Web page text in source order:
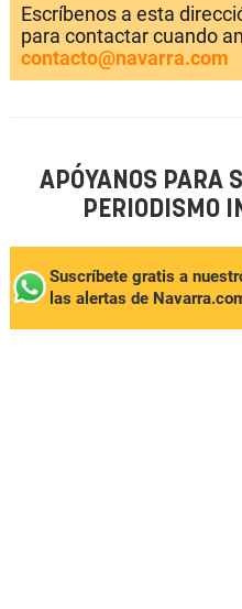
Escríbenos a esta
para contactar cuando
contacto@navarra.com
APÓYANOS PARA
PERIODISMO
Suscríbete gratis a
las alertas de